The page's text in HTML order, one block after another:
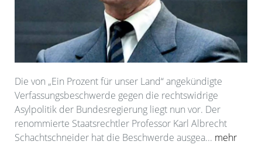
Die von „Ein Prozent für unser Land“ angekündigte
Verfassungsbeschwerde gegen die rechtswidrige
Asylpolitik der Bundesregierung liegt nun vor. Der
renommierte Staatsrechtler Professor Karl Albrecht
Schachtschneider hat die Beschwerde ausgea... mehr